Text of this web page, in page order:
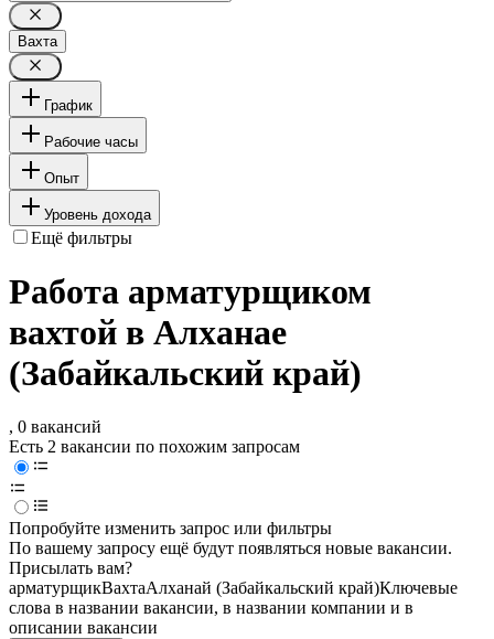
Вахта
График
Рабочие часы
Опыт
Уровень дохода
Ещё фильтры
Работа арматурщиком
вахтой в Алханае
(Забайкальский край)
, 0 вакансий
Есть 2 вакансии по похожим запросам
Попробуйте изменить запрос или фильтры
По вашему запросу ещё будут появляться новые вакансии.
Присылать вам?
арматурщикВахтаАлханай (Забайкальский край)Ключевые
слова в названии вакансии, в названии компании и в
описании вакансии